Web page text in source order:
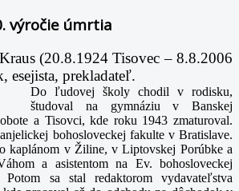
výročie úmrtia
(20.8.1924 Tisovec – 8.8.2006
esejista, prekladateľ.
Do ľudovej školy chodil v rodisku,
študoval na gymnáziu v Banskej
a Tisovci, kde roku 1943 zmaturoval.
bohosloveckej fakulte v Bratislave.
kaplánom v Žiline, v Liptovskej Porúbke a
a asistentom na Ev. bohosloveckej
sa stal redaktorom vydavateľstva